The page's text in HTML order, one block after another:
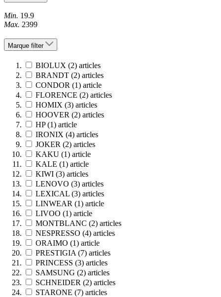
Min. 19.9
Max. 2399
Marque filter
BIOLUX (2) articles
BRANDT (2) articles
CONDOR (1) article
FLORENCE (2) articles
HOMIX (3) articles
HOOVER (2) articles
HP (1) article
IRONIX (4) articles
JOKER (2) articles
KAKU (1) article
KALE (1) article
KIWI (3) articles
LENOVO (3) articles
LEXICAL (3) articles
LINWEAR (1) article
LIVOO (1) article
MONTBLANC (2) articles
NESPRESSO (4) articles
ORAIMO (1) article
PRESTIGIA (7) articles
PRINCESS (3) articles
SAMSUNG (2) articles
SCHNEIDER (2) articles
STARONE (7) articles